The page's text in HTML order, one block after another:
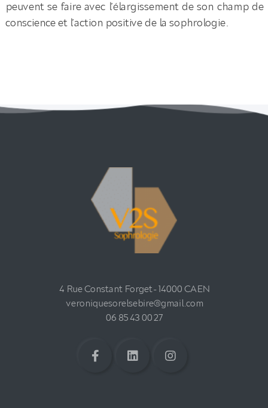
peuvent se faire avec l’élargissement de son champ de
conscience et l’action positive de la sophrologie.
4 Rue Constant Forget - 14000 CAEN
veroniquesorelsebire@gmail.com
06 85 43 00 27